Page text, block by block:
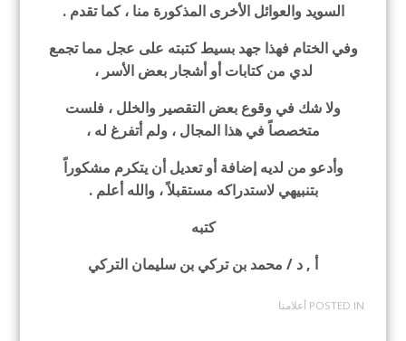
السويد والعوائل الأخرى المذكورة منا ، كما تقدم .
وفي الختام فهذا جهد بسيط كتبته على عجل مما تجمع
لدي من كتابات أو أشجار بعض الأسر ،
ولا شك في وقوع بعض التقصير والخلل ، فلست
متخصصاً في هذا المجال ، ولم أتفرغ له ،
وأدعو من لديه إضافة أو تعديل أن يتكرم مشكوراً
بتنبيهي لاستدراكه مستقبلاً ، والله أعلم .
كتبه
أ , د / محمد بن تركي بن سليمان التركي
POSTED IN أعلامنا